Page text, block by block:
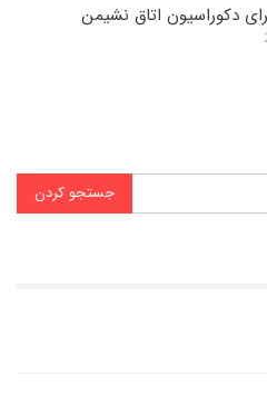
دکوراسیون اتاق نشیمن